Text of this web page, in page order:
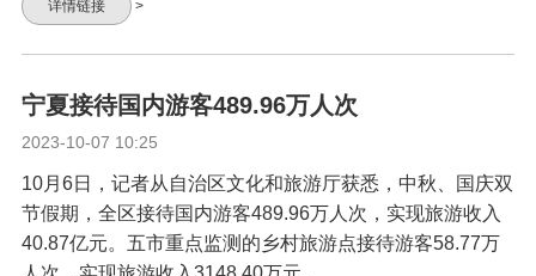
详情链接 >
宁夏接待国内游客489.96万人次
2023-10-07 10:25
10月6日，记者从自治区文化和旅游厅获悉，中秋、国庆双
节假期，全区接待国内游客489.96万人次，实现旅游收入
40.87亿元。五市重点监测的乡村旅游点接待游客58.77万